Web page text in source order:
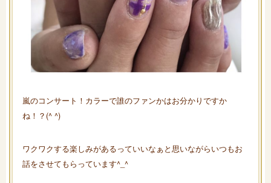
嵐のコンサート！カラーで誰のファンかはお分かりですか
ね！？(^ ^)
ワクワクする楽しみがあるっていいなぁと思いながらいつもお
話をさせてもらっています^_^